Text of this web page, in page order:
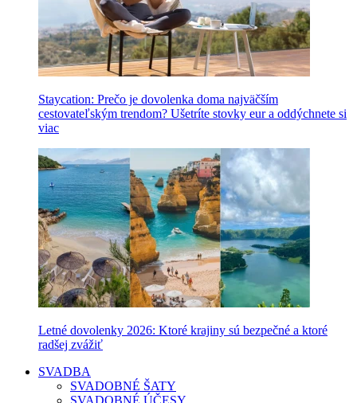
Staycation: Prečo je dovolenka doma najväčším
cestovateľským trendom? Ušetríte stovky eur a oddýchnete si
viac
Letné dovolenky 2026: Ktoré krajiny sú bezpečné a ktoré
radšej zvážiť
SVADBA
SVADOBNÉ ŠATY
SVADOBNÉ ÚČESY